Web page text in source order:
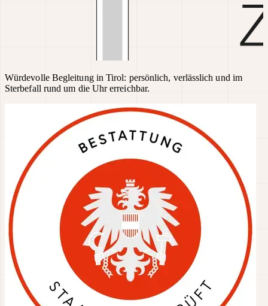
Würdevolle Begleitung in Tirol: persönlich, verlässlich und im
Sterbefall rund um die Uhr erreichbar.